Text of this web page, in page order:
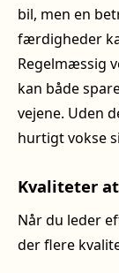
bil, men en
færdigheder
Regelmæssig
kan både
vejene. Uden
hurtigt vokse
Kvaliteter
Når du leder
der flere